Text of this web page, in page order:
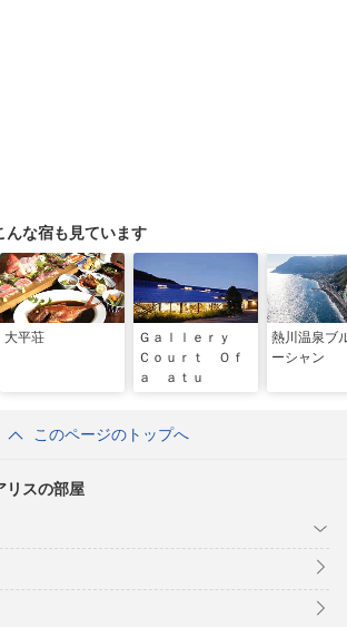
んな宿も見ています
大平荘
Ｇａｌｌｅｒｙ
Ｃｏｕｒｔ Ｏｆ
ａ ａｔｕ
熱川温泉ブ
ーシャン
このページのトップへ
リスの部屋